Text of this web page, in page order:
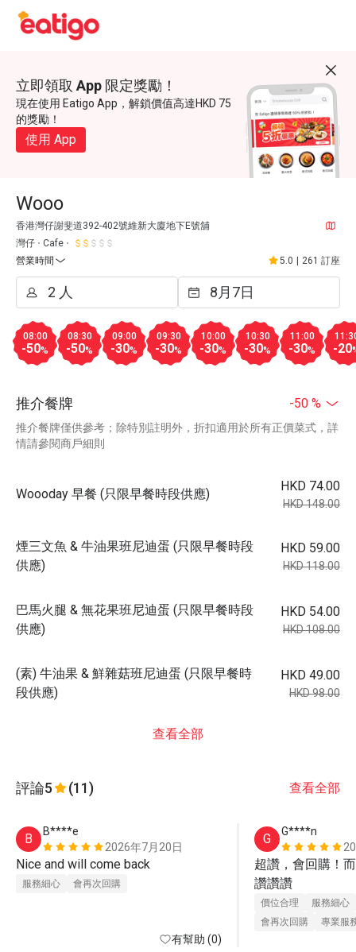
立即領取 App 限定獎勵！
現在使用 Eatigo App，解鎖價值高達HKD 75
的獎勵！
使用 App
Wooo
香港灣仔謝斐道392-402號維新大廈地下E號舖
灣仔
Cafe
營業時間
5.0 261 訂座
08:00
-50%
08:30
-50%
09:00
-30%
09:30
-30%
10:00
-30%
10:30
-30%
11:00
-30% -20
推介餐牌 -50 %
推介餐牌僅供參考；除特別註明外，折扣適用於所有正價菜式，詳
情請參閱商戶細則
Woooday 早餐 (只限早餐時段供應)
HKD 74.00
HKD 148.00
煙三文魚 & 牛油果班尼迪蛋 (只限早餐時段
供應)
HKD 59.00
HKD 118.00
巴馬火腿 & 無花果班尼迪蛋 (只限早餐時段
供應)
HKD 54.00
HKD 108.00
(素) 牛油果 & 鮮雜菇班尼迪蛋 (只限早餐時
段供應)
HKD 49.00
HKD 98.00
查看全部
評論5 (11) 查看全部
B
B****e
2026年7月20日
Nice and will come back
服務細心 會再次回購
有幫助 (0)
G
G****n
超讚，會回購！
讚讚讚
價位合理
服務細心
會再次回購
專業服